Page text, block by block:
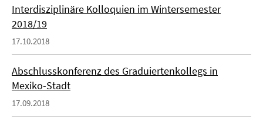
Interdisziplinäre Kolloquien im Wintersemester
2018/19
17.10.2018
Abschlusskonferenz des Graduiertenkollegs in
Mexiko-Stadt
17.09.2018